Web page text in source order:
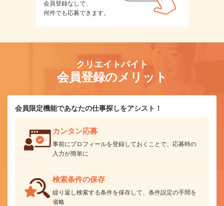
会員登録なしで、
何件でも応募できます。
クリエイトバイト
会員登録のメリット
会員限定機能であなたの仕事探しをアシスト！
カンタン応募
事前にプロフィールを登録しておくことで、応募時の
入力が簡単に
検索条件の保存
繰り返し検索する条件を保存して、条件設定の手間を
省略